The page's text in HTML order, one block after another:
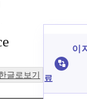
글로보기
이
료